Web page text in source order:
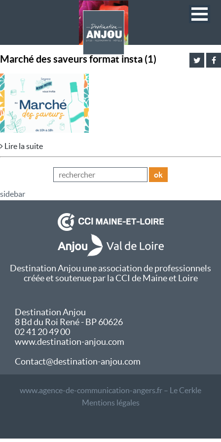
Marché des saveurs format insta (1)
Lire la suite
ok
sidebar
Destination Anjou une association de professionnels
créée et soutenue par la CCI de Maine et Loire
Destination Anjou
8 Bd du Roi René - BP 60626
02 41 20 49 00
www.destination-anjou.com
Contact@destination-anjou.com
www.agence-de-communication-angers.fr – Le Cerkle
Mentions légales